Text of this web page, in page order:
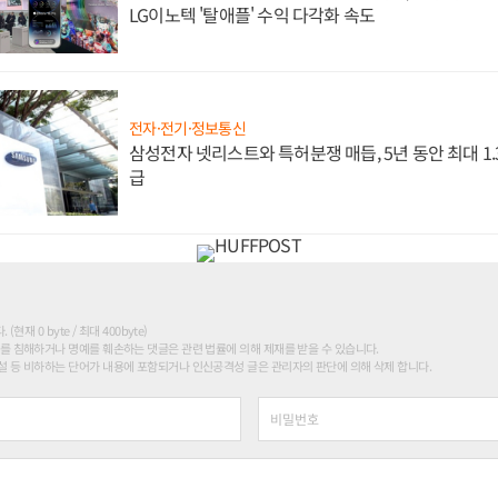
LG이노텍 '탈애플' 수익 다각화 속도
전자·전기·정보통신
삼성전자 넷리스트와 특허분쟁 매듭, 5년 동안 최대
급
. (현재 0 byte / 최대 400byte)
침해하거나 명예를 훼손하는 댓글은 관련 법률에 의해 제재를 받을 수 있습니다.
등 비하하는 단어가 내용에 포함되거나 인신공격성 글은 관리자의 판단에 의해 삭제 합니다.